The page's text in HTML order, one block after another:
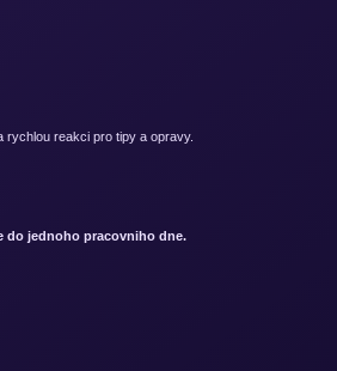
rychlou reakci pro tipy a opravy.
do jednoho pracovniho dne.